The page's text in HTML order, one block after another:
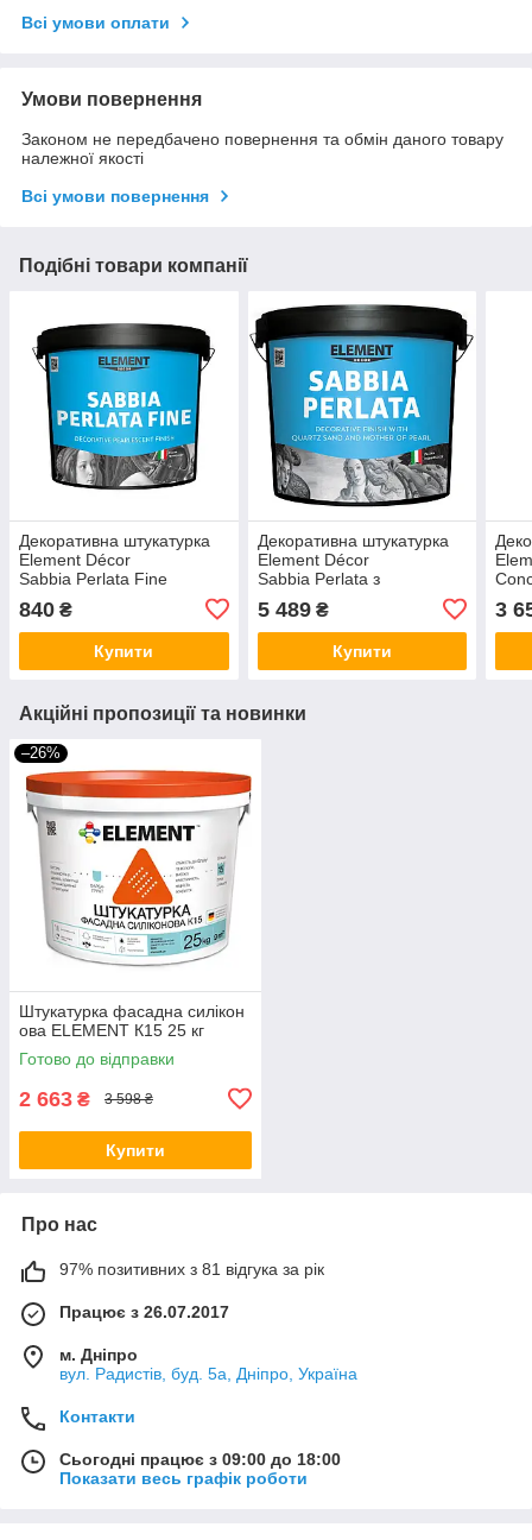
Всі умови оплати
Умови повернення
Законом не передбачено повернення та обмін даного товару
належної якості
Всі умови повернення
Подібні товари компанії
Декоративна штукатурка
Element Décor
Sabbia Perlata Fine
пігментами 1 кг
840 ₴
Купити
Декоративна штукатурка
Element Décor
Sabbia Perlata з
кварцовим піском та перламутром
5 кг
5 489₴
Купити
3
Акційні пропозиції та новинки
–26%
Штукатурка фасадна силікон
ова ELEMENT К15 25 кг
Готово до відправки
2 663 ₴ 3 598 ₴
Купити
Про нас
97% позитивних з 81 відгука за рік
Працює з 26.07.2017
м. Дніпро
вул. Радистів, буд. 5а, Дніпро, Україна
Контакти
Сьогодні працює з 09:00 до 18:00
Показати весь графік роботи